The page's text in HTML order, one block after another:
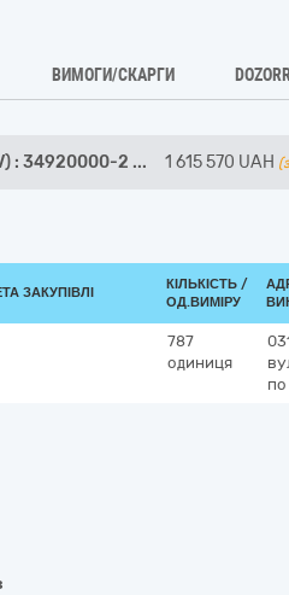
ВИМОГИ/СКАРГИ
: 34920000-2 ... 1 615 570 UAH
ЗАКУПІВЛІ
КІЛЬКІСТЬ /
ОД.ВИМІРУ
787
одиниця